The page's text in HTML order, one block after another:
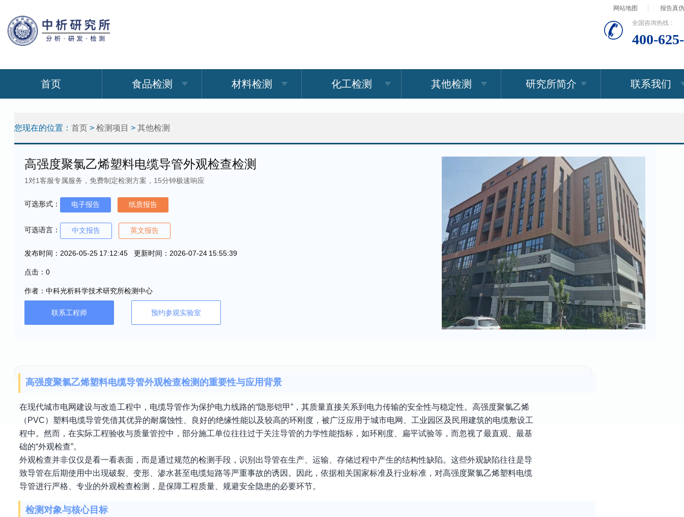
网站地图 报告真
全国咨询热线：
400-
首页 食品检测 材料检测 化工检测 其他检测 研究所简介 联系我们
您现在的位置： 首页 > 检测项目 > 其他检测
高强度聚氯乙烯塑料电缆导管外观检查检测
1对1客服专属服务，免费制定检测方案，15分钟极速响应
可选形式： 电子报告 纸质报告
可选语言： 中文报告 英文报告
发布时间：2026-05-25 17:12:45 更新时间：2026-07-24 15:55:39
点击：0
作者：中科光析科学技术研究所检测中心
联系工程师 预约参观实验室
高强度聚氯乙烯塑料电缆导管外观检查检测的重要性与应用背景
在现代城市电网建设与改造工程中，电缆导管作为保护电力线路的“隐形铠甲”，其质量直接关系到电力传输的安全性与稳定性。高强度聚氯乙烯
（PVC）塑料电缆导管凭借其优异的耐腐蚀性、良好的绝缘性能以及较高的环刚度，被广泛应用于城市电网、工业园区及民用建筑的电缆敷设工
程中。然而，在实际工程验收与质量管控中，部分施工单位往往过于关注导管的力学性能指标，如环刚度、扁平试验等，而忽视了最直观、最基
础的“外观检查”。
外观检查并非仅仅是看一看表面，而是通过规范的检测手段，识别出导管在生产、运输、存储过程中产生的结构性缺陷。这些外观缺陷往往是导
致导管在后期使用中出现破裂、变形、渗水甚至电缆短路等严重事故的诱因。因此，依据相关国家标准及行业标准，对高强度聚氯乙烯塑料电缆
导管进行严格、专业的外观检查检测，是保障工程质量、规避安全隐患的必要环节。
检测对象与核心目标